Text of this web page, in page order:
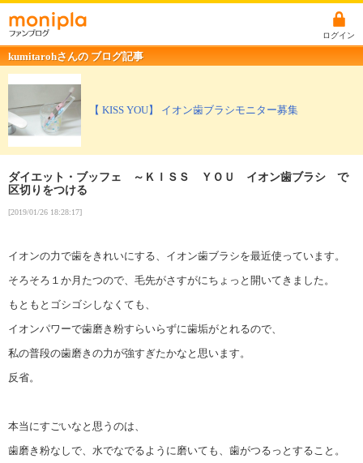
ログイン
kumitarohさんの ブログ記事
【 KISS YOU】 イオン歯ブラシモニター募集
ダイエット・ブッフェ ～ＫＩＳＳ ＹＯＵ イオン歯ブラシ で
区切りをつける
[2019/01/26 18:28:17]
イオンの力で歯をきれいにする、イオン歯ブラシを最近使っています。
そろそろ１か月たつので、毛先がさすがにちょっと開いてきました。
もともとゴシゴシしなくても、
イオンパワーで歯磨き粉すらいらずに歯垢がとれるので、
私の普段の歯磨きの力が強すぎたかなと思います。
反省。
本当にすごいなと思うのは、
歯磨き粉なしで、水でなでるように磨いても、歯がつるっとすること。